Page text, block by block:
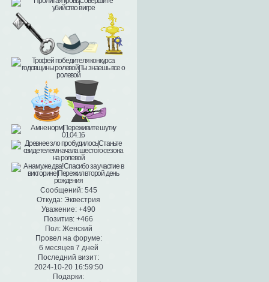
Сообщений:545
Откуда: Эквестрия
Уважение: +490
Позитив: +466
Пол:Женский
Провел на форуме:
6 месяцев 7 дней
Последний визит:
2024-10-20 16:59:50
Подарки: